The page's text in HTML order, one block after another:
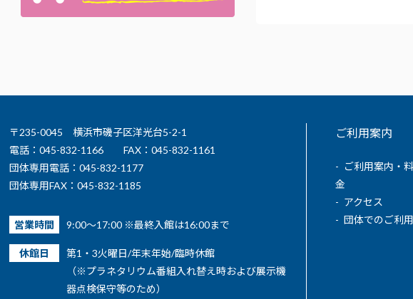
〒235-0045 横浜市磯子区洋光台5-2-1
電話：045-832-1166
FAX：045-832-1161
団体専用電話：045-832-1177
団体専用FAX：045-832-1185
営業時間 9:00～17:00 ※最終入館は16:00まで
休館日
第1・3火曜日/年末年始/臨時休館
（※プラネタリウム番組入れ替え時および展示機
器点検保守等のため）
ご利用案内
ご利用案内・料
金
アクセス
団体でのご利用